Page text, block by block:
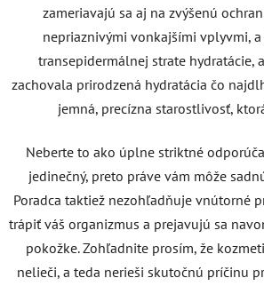
zameriavajú sa aj na zvýšenú
nepriaznivými vonkajšími vplyvmi,
transepidermálnej strate hydratácie,
zachovala prirodzená hydratácia čo
jemná, precízna starostlivosť,
Neberte to ako úplne striktné
jedinečný, preto práve vám môže
Poradca taktiež nezohľadňuje vnútorné
trápiť váš organizmus a prejavujú sa
pokožke. Zohľadnite prosím, že
nelieči, a teda nerieši skutočnú príčinu